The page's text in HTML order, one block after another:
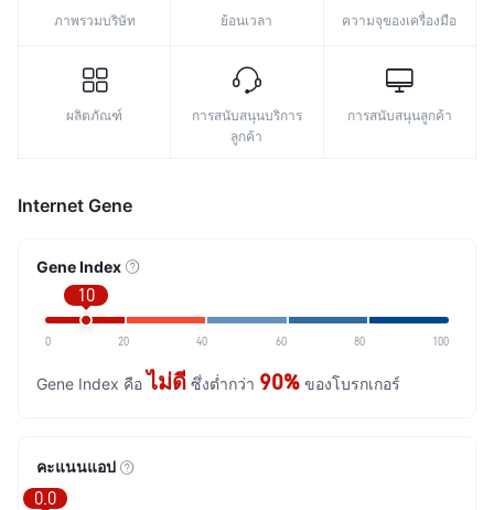
ภาพรวมบริษัท ย้อนเวลา ความจุของเครื่องมือ
ผลิตภัณฑ์
การสนับสนุนบริการ
ลูกค้า
การสนับสนุนลูกค้า
Internet Gene
Gene Index
10
0 20 40 60 80 100
Gene Index คือ ไม่ดี ซึ่งต่ำกว่า 90% ของโบรกเกอร์
คะแนนแอป
0.0